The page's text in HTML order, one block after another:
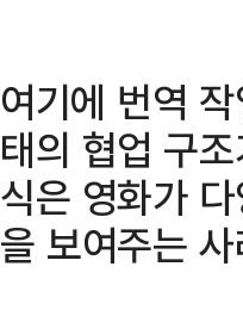
여기에 번역
태의 협업 구
식은 영화가
을 보여주는